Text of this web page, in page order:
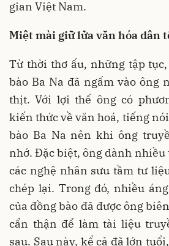
gian Việt Nam.
Miệt mài giữ lửa văn hóa dân
Từ thời thơ ấu, những tập
bào Ba Na đã ngấm vào ông
thịt. Với lợi thế ông có
kiến thức về văn hoá, tiếng
bào Ba Na nên khi ông
nhớ. Đặc biệt, ông dành nhiều
các nghệ nhân sưu tầm tư
chép lại. Trong đó, nhiều
của đồng bào đã được ông
cẩn thận để làm tài liệu
sau. Sau này, kể cả đã lớn